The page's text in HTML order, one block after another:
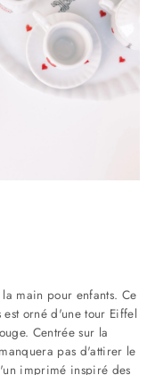
main pour enfants. Ce
orné d'une tour Eiffel
Centrée sur la
pas d'attirer le
imprimé inspiré des